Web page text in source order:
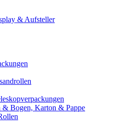
& Aufsteller
& Bogen, Karton & Pappe